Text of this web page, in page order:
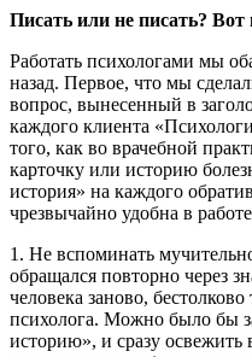
Писать или не писать?
Работать психологами мы
назад. Первое, что мы
вопрос, вынесенный в
каждого клиента
того, как во врачебной
карточку или историю
история» на каждого
чрезвычайно удобна в
1. Не вспоминать
обращался повторно через
человека заново,
психолога. Можно было бы
историю», и сразу освежить